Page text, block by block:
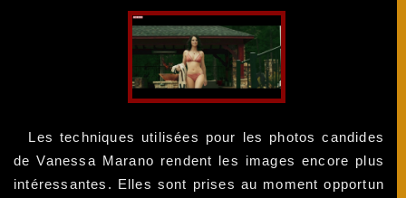
Les techniques utilisées pour les photos candides
de Vanessa Marano rendent les images encore plus
intéressantes. Elles sont prises au moment opportun